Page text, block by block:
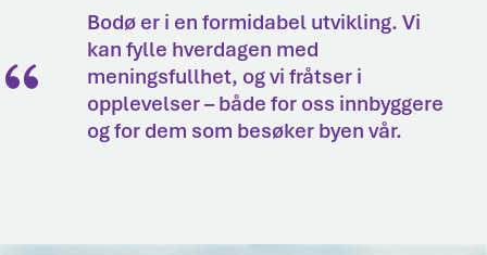
Bodø er i en formidabel utvikling. Vi
kan fylle hverdagen med
meningsfullhet, og vi fråtser i
opplevelser – både for oss innbyggere
og for dem som besøker byen vår.